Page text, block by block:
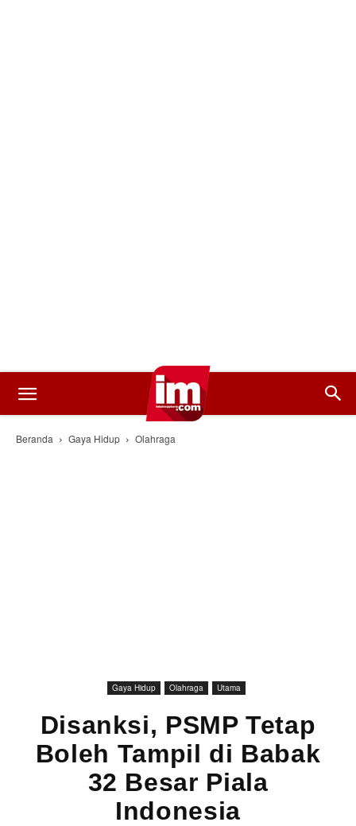
Beranda Gaya Hidup Olahraga
Gaya Hidup Olahraga Utama
Disanksi, PSMP Tetap
Boleh Tampil di Babak
32 Besar Piala
Indonesia